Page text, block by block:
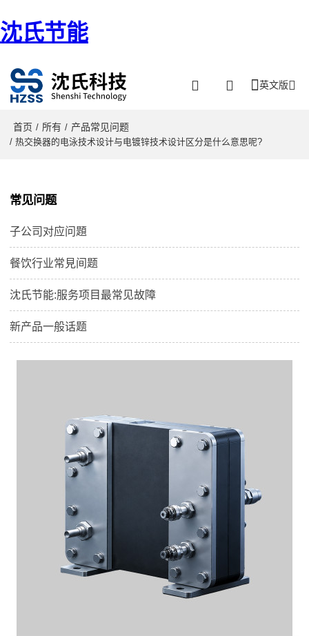
沈氏节能
英文版
首页 / 所有 / 产品常见问题
/ 热交换器的电泳技术设计与电镀锌技术设计区分是什么意思呢?
常见问题
子公司对应问題
餐饮行业常見间题
沈氏节能:服务项目最常见故障
新产品一般话题